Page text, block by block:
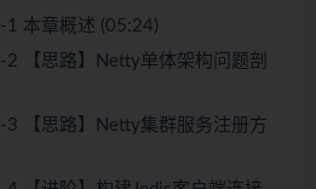
1 本章概述 (05:24)
2 【思路】Netty单体架构问题剖
3 【思路】Netty集群服务注册方